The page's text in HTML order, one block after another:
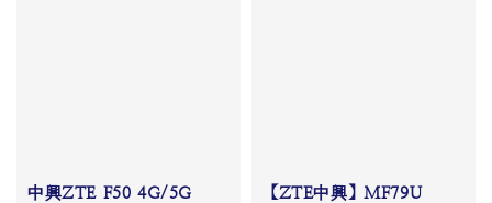
中興ZTE F50 4G/5G
【ZTE中興】MF79U